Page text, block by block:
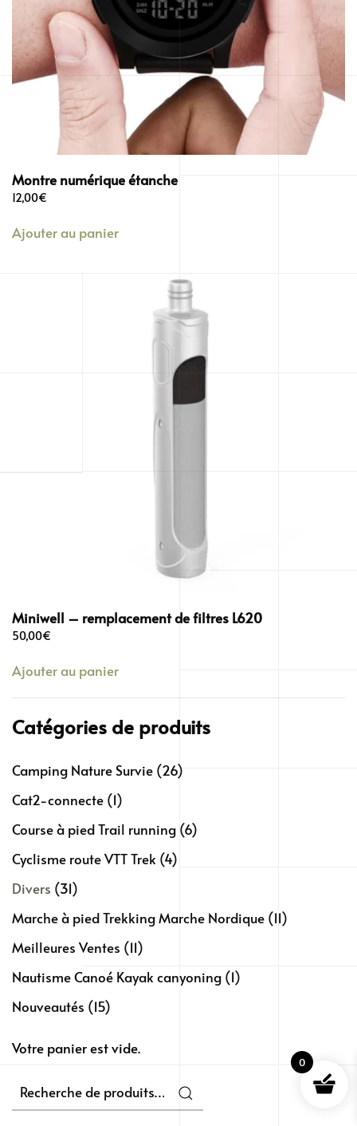
Montre numérique étanche
12,00€
Ajouter au panier
Miniwell – remplacement de filtres L620
50,00€
Ajouter au panier
Catégories de produits
Camping Nature Survie (26)
Cat2-connecte (1)
Course à pied Trail running (6)
Cyclisme route VTT Trek (4)
Divers (31)
Marche à pied Trekking Marche Nordique (11)
Meilleures Ventes (11)
Nautisme Canoé Kayak canyoning (1)
Nouveautés (15)
Votre panier est vide.
Recherche
pour :
0